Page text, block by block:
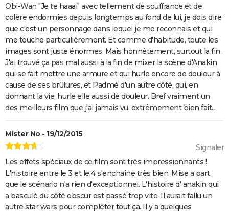
Obi-Wan "Je te haaai" avec tellement de souffrance et de
colère endormies depuis longtemps au fond de lui, je dois dire
que c'est un personnage dans lequel je me reconnais et qui
me touche particulièrement. Et comme d'habitude, toute les
images sont juste énormes. Mais honnêtement, surtout la fin.
J'ai trouvé ça pas mal aussi à la fin de mixer la scène d'Anakin
qui se fait mettre une armure et qui hurle encore de douleur à
cause de ses brûlures, et Padmé d'un autre côté, qui, en
donnant la vie, hurle elle aussi de douleur. Bref vraiment un
des meilleurs film que j'ai jamais vu, extrêmement bien fait...
Mister No - 19/12/2015
Signaler
Les effets spéciaux de ce film sont très impressionnants !
L'histoire entre le 3 et le 4 s'enchaîne très bien. Mise a part
que le scénario n'a rien d'exceptionnel. L'histoire d' anakin qui
a basculé du côté obscur est passé trop vite. Il aurait fallu un
autre star wars pour compléter tout ça. Il y a quelques